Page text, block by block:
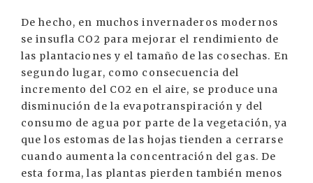
De hecho, en muchos invernaderos modernos
se insufla CO2 para mejorar el rendimiento de
las plantaciones y el tamaño de las cosechas. En
segundo lugar, como consecuencia del
incremento del CO2 en el aire, se produce una
disminución de la evapotranspiración y del
consumo de agua por parte de la vegetación, ya
que los estomas de las hojas tienden a cerrarse
cuando aumenta la concentración del gas. De
esta forma, las plantas pierden también menos